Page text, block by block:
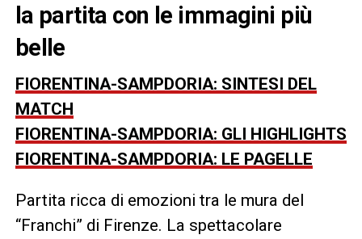
la partita con le immagini più
belle
FIORENTINA-SAMPDORIA: SINTESI DEL
MATCH
FIORENTINA-SAMPDORIA: GLI HIGHLIGHTS
FIORENTINA-SAMPDORIA: LE PAGELLE
Partita ricca di emozioni tra le mura del
“Franchi” di Firenze. La spettacolare